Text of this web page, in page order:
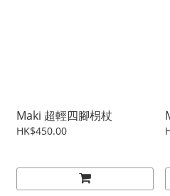
Maki 超輕四腳枴杖
HK$450.00